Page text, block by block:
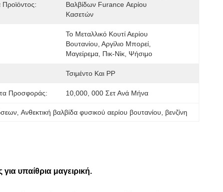
Βαλβίδων Furance Αερίου
Κασετών
Το Μεταλλικό Κουτί Αερίου
Βουτανίου, Αργίλιο Μπορεί,
Μαγείρεμα, Πικ-Νίκ, Ψήσιμο
Τσιμέντο Και PP
Προσφοράς: 10,000, 000 Σετ Ανά Μήνα
, Ανθεκτική βαλβίδα φυσικού αερίου βουτανίου βενζίνη
υπαίθρια μαγειρική.